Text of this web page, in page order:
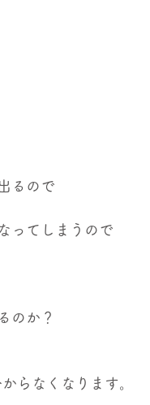
るので
ってしまうので
のか？
らなくなります。